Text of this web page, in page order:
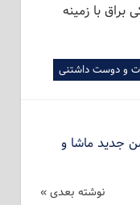
و دوست داشتنی
جدید ماشا و
نوشته بعدی